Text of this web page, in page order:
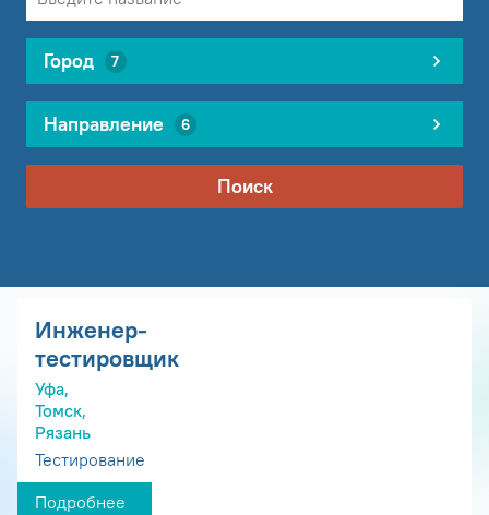
Город 7
Направление 6
Поиск
Инженер-
тестировщик
Уфа,
Томск,
Рязань
Тестирование
Подробнее